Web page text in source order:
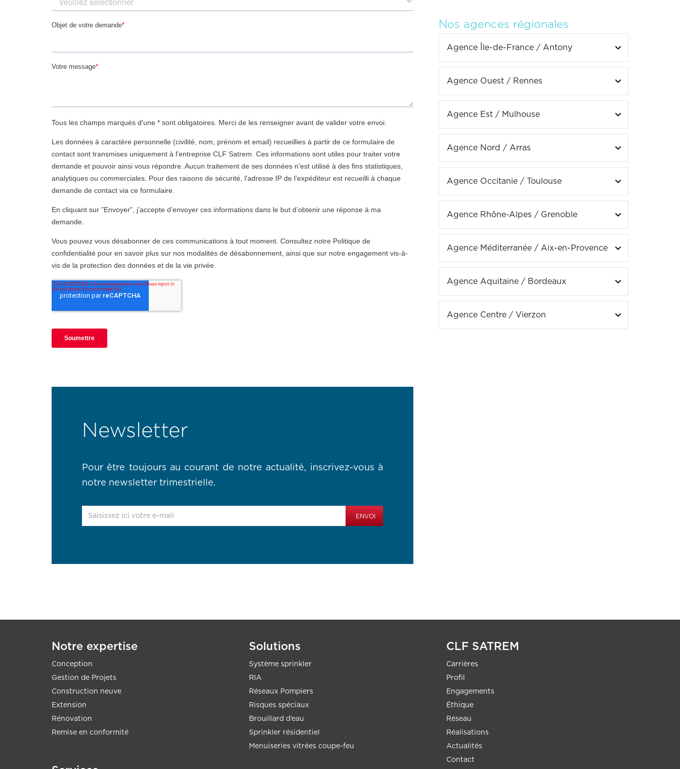
Newsletter
Pour être toujours au courant de notre actualité, inscrivez-vous à
notre newsletter trimestrielle.
Nos agences régionales
Agence Île-de-France / Antony
Agence Ouest / Rennes
Agence Est / Mulhouse
Agence Nord / Arras
Agence Occitanie / Toulouse
Agence Rhône-Alpes / Grenoble
Agence Méditerranée / Aix-en-Provence
Agence Aquitaine / Bordeaux
Agence Centre / Vierzon
Notre expertise
Conception
Gestion de Projets
Construction neuve
Extension
Rénovation
Remise en conformité
Solutions
Système sprinkler
RIA
Réseaux Pompiers
Risques spéciaux
Brouillard d’eau
Sprinkler résidentiel
Menuiseries vitrées coupe-feu
CLF SATREM
Carrières
Profil
Engagements
Éthique
Réseau
Réalisations
Actualités
Contact